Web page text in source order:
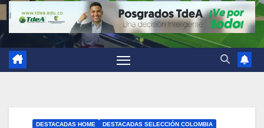
DESTACADAS HOME
DESTACADAS SELECCIÓN COLOMBIA